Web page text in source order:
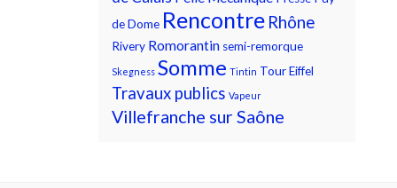
de Dome Rencontre Rhône
Rivery Romorantin semi-remorque
Skegness Somme Tintin Tour Eiffel
Travaux publics Vapeur
Villefranche sur Saône